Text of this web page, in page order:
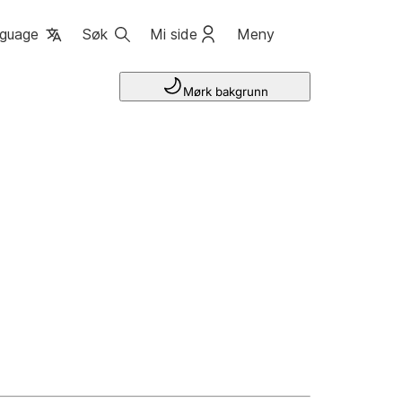
Søk Mi side Meny
Mørk bakgrunn